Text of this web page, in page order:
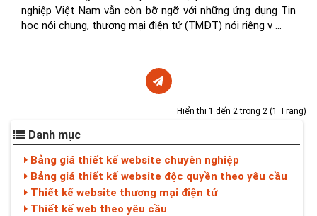
nghiệp Việt Nam vẫn còn bỡ ngỡ với những ứng dụng Tin
học nói chung, thương mại điện tử (TMĐT) nói riêng v ...
Hiển thị 1 đến 2 trong 2 (1 Trang)
Danh mục
Bảng giá thiết kế website chuyên nghiệp
Bảng giá thiết kế website độc quyền theo yêu cầu
Thiết kế website thương mại điện tử
Thiết kế web theo yêu cầu